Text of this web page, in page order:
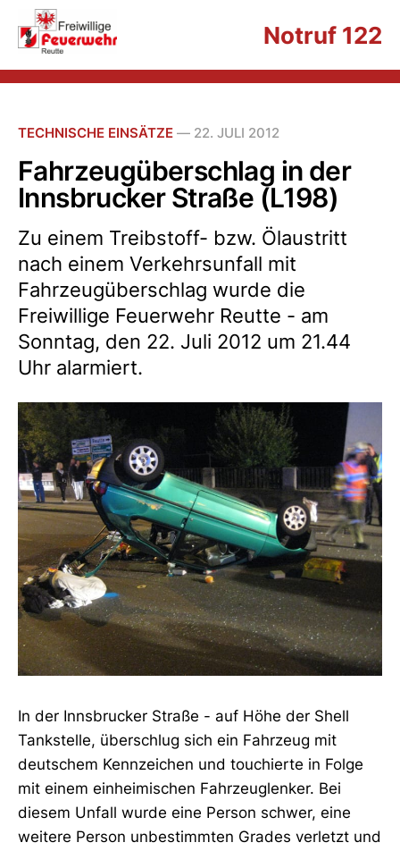
Notruf 122
TECHNISCHE EINSÄTZE — 22. JULI 2012
Fahrzeugüberschlag in der
Innsbrucker Straße (L198)
Zu einem Treibstoff- bzw. Ölaustritt
nach einem Verkehrsunfall mit
Fahrzeugüberschlag wurde die
Freiwillige Feuerwehr Reutte - am
Sonntag, den 22. Juli 2012 um 21.44
Uhr alarmiert.
In der Innsbrucker Straße - auf Höhe der Shell
Tankstelle, überschlug sich ein Fahrzeug mit
deutschem Kennzeichen und touchierte in Folge
mit einem einheimischen Fahrzeuglenker. Bei
diesem Unfall wurde eine Person schwer, eine
weitere Person unbestimmten Grades verletzt und